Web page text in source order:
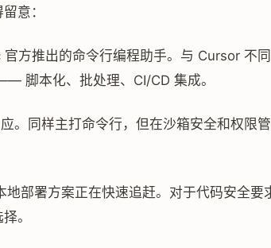
意：
方推出的命令行编程助手。与 Cursor 不
脚本化、批处理、CI/CD 集成。
。同样主打命令行，但在沙箱安全和权限
地部署方案正在快速追赶。对于代码安全要
。